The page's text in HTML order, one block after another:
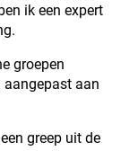
ik een expert
groepen
aan
greep uit de